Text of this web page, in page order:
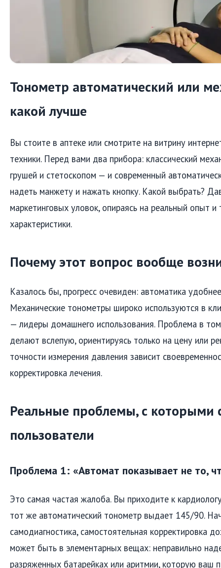
Тонометр автоматический или
какой лучше
Вы стоите в аптеке или смотрите на витрину
техники. Перед вами два прибора: классический
грушей и стетоскопом — и современный
надеть манжету и нажать кнопку. Какой выбрать?
маркетинговых уловок, опираясь на реальный опыт и
характеристики.
Почему этот вопрос вообще
Казалось бы, прогресс очевиден: автоматика
Механические тонометры широко используются в
— лидеры домашнего использования. Проблема в
делают вслепую, ориентируясь только на цену или
точности измерения давления зависит
корректировка лечения.
Реальные проблемы, с которыми
пользователи
Проблема 1: «Автомат показывает не то,
Это самая частая жалоба. Вы приходите к
тот же автоматический тонометр выдает 145/90.
самодиагностика, самостоятельная корректировка
может быть в элементарных вещах: неправильно
разряженных батарейках или аритмии, которую ваш